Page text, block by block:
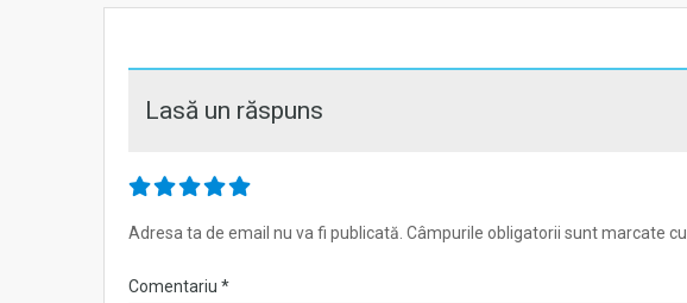
Lasă un răspuns
Adresa ta de email nu va fi publicată. Câmpurile obligatorii sunt marcate cu
Comentariu *